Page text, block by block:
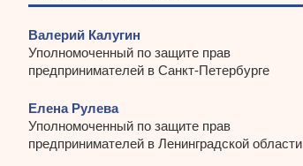
Валерий Калугин
Уполномоченный по защите прав
предпринимателей в Санкт-Петербурге
Елена Рулева
Уполномоченный по защите прав
предпринимателей в Ленинградской области